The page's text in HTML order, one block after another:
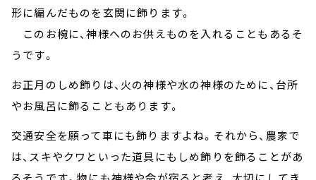
形に編んだものを玄関に飾ります。
このお椀に、神様へのお供えものを入れることもあるそ
うです。
お正月のしめ飾りは、火の神様や水の神様のために、台所
やお風呂に飾ることもあります。
交通安全を願って車にも飾りますよね。それから、農家で
は、スキやクワといった道具にもしめ飾りを飾ることがあ